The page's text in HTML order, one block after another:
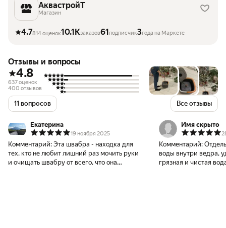
АквастройТ
Магазин
4.7814 оценок10.1Kзаказов61подписчик3года на Маркете
Отзывы и вопросы
4.8
637 оценок
400 отзывов
11 вопросов Все отзывы
Екатерина
19 ноября 2025
Комментарий: Эта швабра - находка для
тех, кто не любит лишний раз мочить руки
и очищать швабру от всего, что она
Имя скрыто
Комментарий:
воды внутри ведра,
грязная и чистая